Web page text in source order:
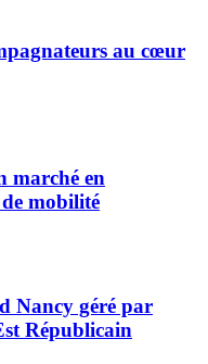
au cœur
marché en
mobilité
Nancy géré par
Républicain